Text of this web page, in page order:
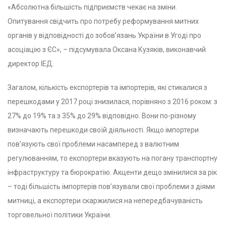
«Абсолютна більшість підприємств чекає на зміни.
Опитування свідчить про потребу реформування митних
органів у відповідності до зобов’язань України в Угоді про
асоціацію з ЄС», – підсумувала Оксана Кузяків, виконавчий
директор ІЕД.
Загалом, кількість експортерів та імпортерів, які стикалися з
перешкодами у 2017 році знизилася, порівняно з 2016 роком: з
27% до 19% та з 35% до 29% відповідно. Вони по-різному
визначають перешкоди своїй діяльності. Якщо імпортери
пов’язують свої проблеми насамперед з валютним
регулюванням, то експортери вказують на погану транспортну
інфраструктуру та бюрократію. Акценти дещо змінилися за рік
– тоді більшість імпортерів пов’язували свої проблеми з діями
митниці, а експортери скаржилися на непередбачуваність
торговельної політики України.